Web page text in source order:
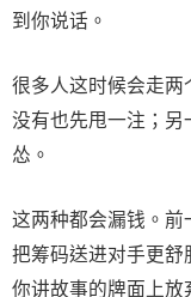
到你说话。
很多人这时候会走两
没有也先甩一注；另
怂。
这两种都会漏钱。前
把筹码送进对手更舒
你讲故事的牌面上放